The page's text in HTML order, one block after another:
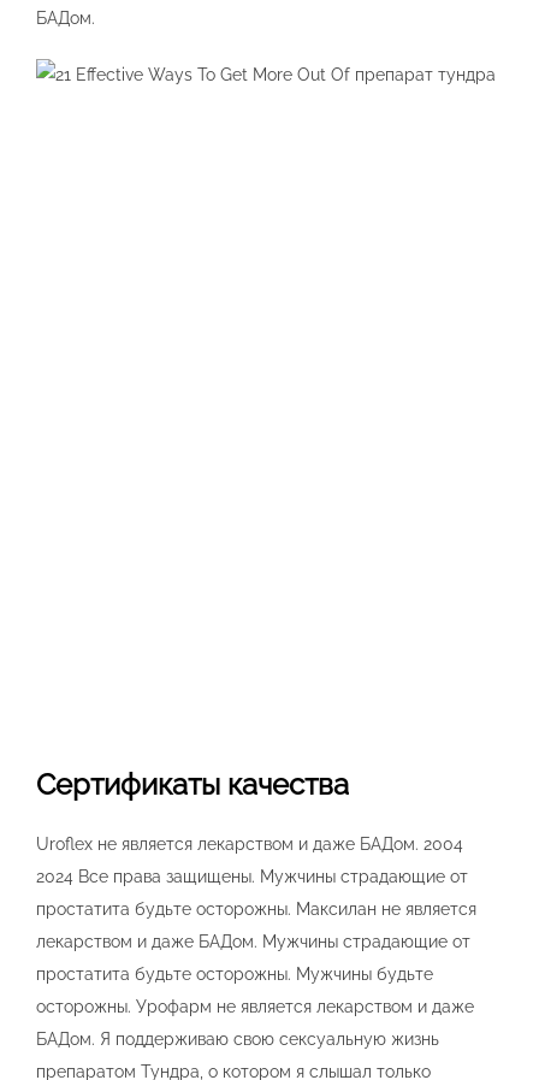
БАДом.
Сертификаты качества
Uroflex не является лекарством и даже БАДом. 2004
2024 Все права защищены. Мужчины страдающие от
простатита будьте осторожны. Максилан не является
лекарством и даже БАДом. Мужчины страдающие от
простатита будьте осторожны. Мужчины будьте
осторожны. Урофарм не является лекарством и даже
БАДом. Я поддерживаю свою сексуальную жизнь
препаратом Тундра, о котором я слышал только